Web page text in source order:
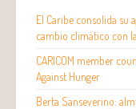
El Caribe consolida su
cambio climático con
CARICOM member
Against Hunger
Berta Sanseverino: